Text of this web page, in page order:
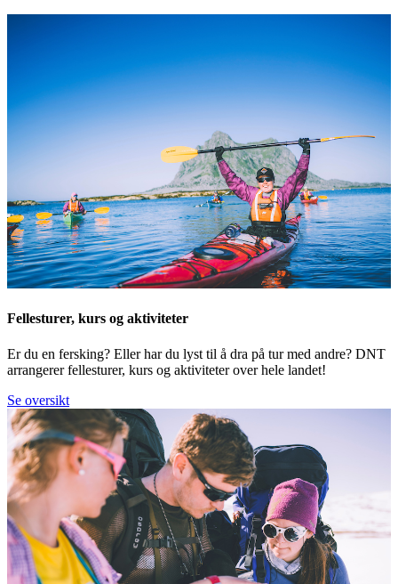
Fellesturer, kurs og aktiviteter
Er du en fersking? Eller har du lyst til å dra på tur med andre? DNT
arrangerer fellesturer, kurs og aktiviteter over hele landet!
Se oversikt